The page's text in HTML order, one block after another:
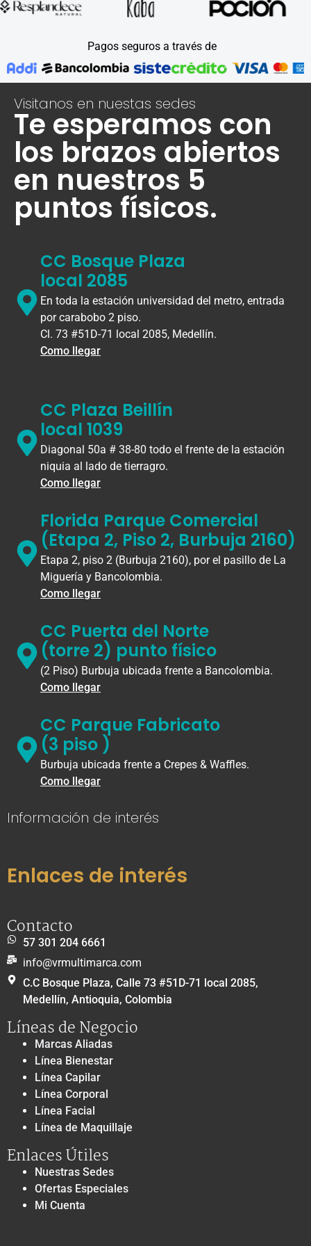
Pagos seguros a través de
Visitanos en nuestas sedes
Te esperamos con
los brazos abiertos
en nuestros 5
puntos físicos.
CC Bosque Plaza
local 2085
En toda la estación universidad del metro, entrada
por carabobo 2 piso.
Cl. 73 #51D-71 local 2085, Medellín.
Como llegar
CC Plaza Beillín
local 1039
Diagonal 50a # 38-80 todo el frente de la estación
niquia al lado de tierragro.
Como llegar
Florida Parque Comercial
(Etapa 2, Piso 2, Burbuja 2160)
Etapa 2, piso 2 (Burbuja 2160), por el pasillo de La
Miguería y Bancolombia.
Como llegar
CC Puerta del Norte
(torre 2) punto físico
(2 Piso) Burbuja ubicada frente a Bancolombia.
Como llegar
CC Parque Fabricato
(3 piso )
Burbuja ubicada frente a Crepes & Waffles.
Como llegar
Información de interés
Enlaces de interés
Contacto
57 301 204 6661
info@vrmultimarca.com
C.C Bosque Plaza, Calle 73 #51D-71 local 2085,
Medellín, Antioquia, Colombia
Líneas de Negocio
Marcas Aliadas
Línea Bienestar
Línea Capilar
Línea Corporal
Línea Facial
Línea de Maquillaje
Enlaces Útiles
Nuestras Sedes
Ofertas Especiales
Mi Cuenta